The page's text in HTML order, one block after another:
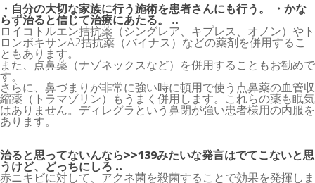
・自分の大切な家族に行う施術を患者さんにも行う。 ・かな
らず治ると信じて治療にあたる。 ..
ロイコトルエン拮抗薬（シングレア、キプレス、オノン）やト
ロンボキサンA2拮抗薬（バイナス）などの薬剤を併用するこ
ともあります。
また、点鼻薬（ナゾネックスなど）を併用することもお勧めで
す。
さらに、鼻づまりが非常に強い時に頓用で使う点鼻薬の血管収
縮薬（トラマゾリン）もうまく併用します。これらの薬も眠気
はありません。ディレグラという鼻閉が強い患者様用の内服を
あります。
治ると思ってないんなら>>139みたいな発言はでてこないと思
うけど、どっちにしろ ..
赤ニキビに対して、アクネ菌を殺菌することで効果を発揮しま